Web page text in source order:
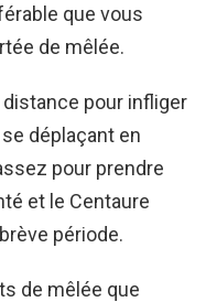
que vous
de mêlée.
pour infliger
déplaçant en
pour prendre
et le Centaure
période.
de mêlée que